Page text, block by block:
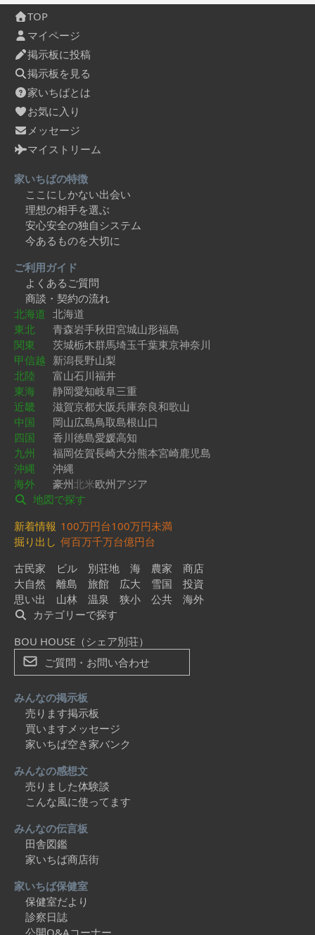
TOP
マイページ
掲示板に投稿
掲示板を見る
家いちばとは
お気に入り
メッセージ
マイストリーム
家いちばの特徴
ここにしかない出会い
理想の相手を選ぶ
安心安全の独自システム
今あるものを大切に
ご利用ガイド
よくあるご質問
商談・契約の流れ
北海道 北海道
東北
青森岩手秋田宮城山形福島
関東
茨城栃木群馬埼玉千葉東京神奈川
甲信越 新潟長野山梨
北陸
富山石川福井
東海
静岡愛知岐阜三重
近畿
滋賀京都大阪兵庫奈良和歌山
中国
岡山広島鳥取島根山口
四国
香川徳島愛媛高知
九州
福岡佐賀長崎大分熊本宮崎鹿児島
沖縄
沖縄
海外
豪州北米欧州アジア
地図で探す
新着情報 100万円台100万円未満
掘り出し 何百万千万台億円台
古民家
ビル 別荘地 海 農家
商店
大自然
離島 旅館 広大 雪国
投資
思い出
山林 温泉 狭小 公共
海外
カテゴリーで探す
BOU HOUSE（シェア別荘）
ご質問・お問い合わせ
みんなの掲示板
売ります掲示板
買いますメッセージ
家いちば空き家バンク
みんなの感想文
売りました体験談
こんな風に使ってます
みんなの伝言板
田舎図鑑
家いちば商店街
家いちば保健室
保健室だより
診察日誌
公開Q&Aコーナー